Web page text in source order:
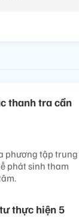
thanh tra cần
phương tập trung
phát sinh tham
thực hiện 5